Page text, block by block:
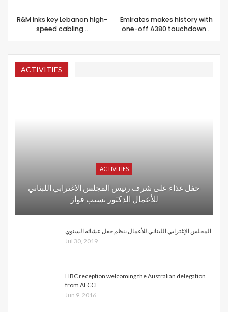
R&M inks key Lebanon high-
speed cabling…
Emirates makes history with
one-off A380 touchdown…
ACTIVITIES
ACTIVITIES
حفل غذاء على شرف رئيس المجلس الاغترابي اللبناني
للأعمال الدكتور نسيب فواز
المجلس الإغترابي اللبناني للأعمال ينظم حفل عشائه السنوي
Jul 30, 2019
LIBC reception welcoming the Australian delegation
from ALCCI
Jun 9, 2016